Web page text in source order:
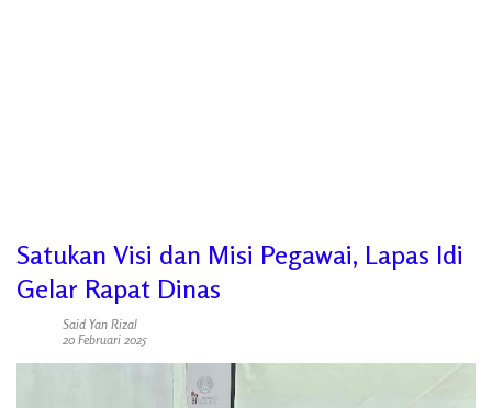
Satukan Visi dan Misi Pegawai, Lapas Idi
Gelar Rapat Dinas
Said Yan Rizal
20 Februari 2025